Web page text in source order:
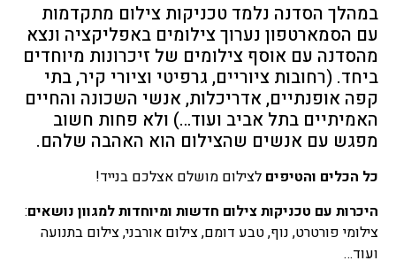
במהלך הסדנה נלמד טכניקות צילום מתקדמות
עם הסמארטפון נערוך צילומים באפליקציה ונצא
מהסדנה עם אוסף צילומים של זיכרונות מיוחדים
ביחד. (רחובות ציוריים, גרפיטי וציורי קיר, בתי
קפה אופנתיים, אדריכלות, אנשי השכונה והחיים
האמיתיים בתל אביב ועוד…) ולא פחות חשוב
מפגש עם אנשים שהצילום הוא האהבה שלהם.
כל הכלים והטיפים לצילום מושלם אצלכם בנייד!
היכרות עם טכניקות צילום חדשות ומיוחדות למגוון נושאים:
צילומי פורטרט, נוף, טבע דומם, צילום אורבני, צילום בתנועה
ועוד…